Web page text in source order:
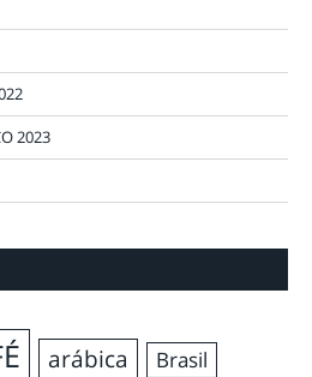
2023
arábica Brasil